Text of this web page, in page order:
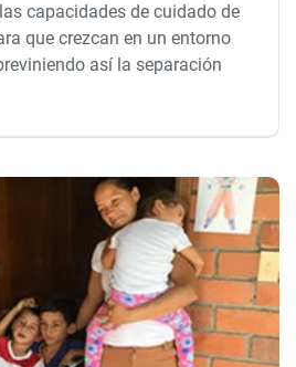
capacidades de cuidado de
que crezcan en un entorno
así la separación